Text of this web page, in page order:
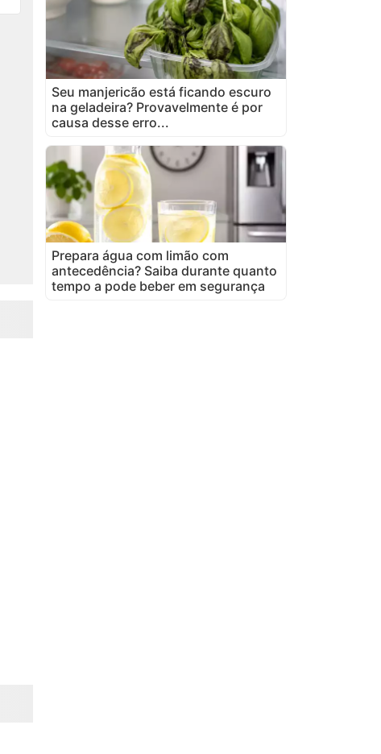
Seu manjericão está ficando escuro
na geladeira? Provavelmente é por
causa desse erro...
Prepara água com limão com
antecedência? Saiba durante quanto
tempo a pode beber em segurança